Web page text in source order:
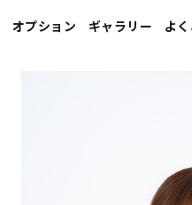
オプション ギャラリー よ